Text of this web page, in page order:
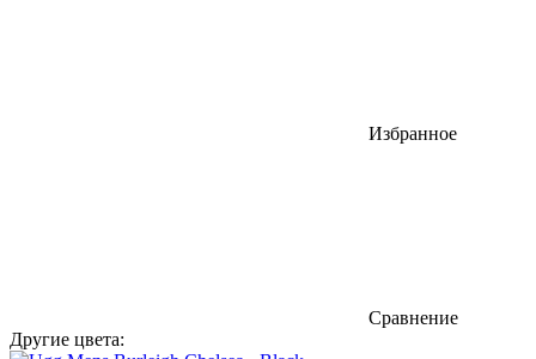
Избранное
Сравнение
Другие цвета: